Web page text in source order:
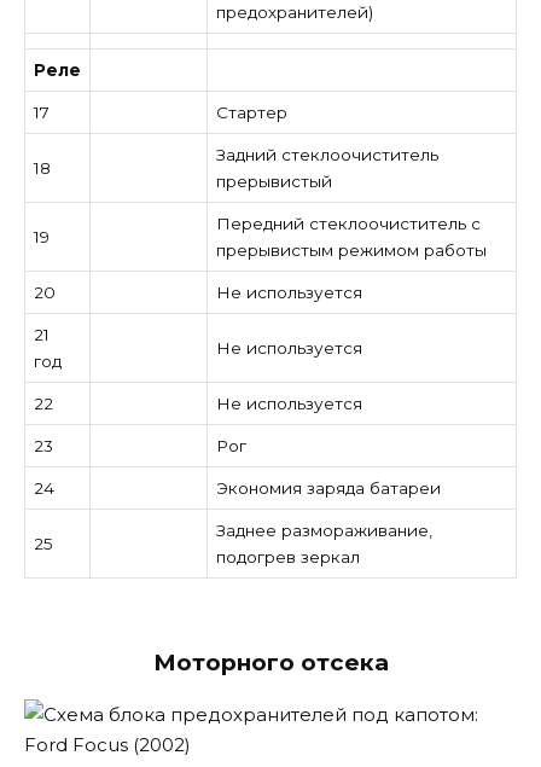
предохранителей)
Реле
17 Стартер
18
Задний стеклоочиститель
прерывистый
19
Передний стеклоочиститель с
прерывистым режимом работы
20 Не используется
21
год
Не используется
22 Не используется
23 Рог
24 Экономия заряда батареи
25
Заднее размораживание,
подогрев зеркал
Моторного отсека